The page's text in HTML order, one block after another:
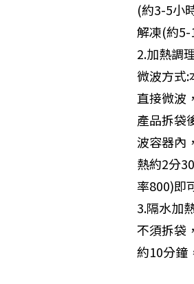
(約3-5小
解凍(約5-
2.加熱調
微波方式:
直接微波
產品拆袋
波容器內
熱約2分
率800)即
3.隔水加
不須拆袋
約10分鐘